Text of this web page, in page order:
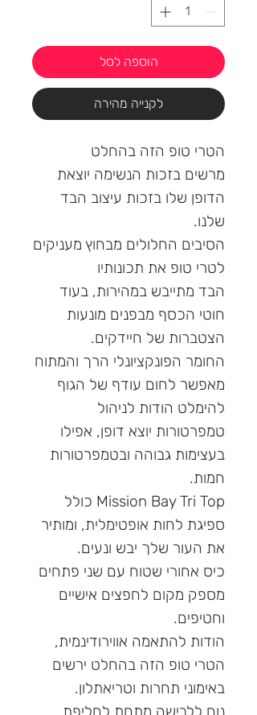
הוספה לסל
לקנייה מהירה
הטרי טופ הזה בהחלט
מרשים בזכות הנשימה יוצאת
הדופן שלו בזכות עיצוב הבד
שלנו.
הסיבים החלולים מבחוץ מעניקים
לטרי טופ את תכונותיו
הבד מתייבש במהירות, בעוד
חוטי הכסף מבפנים מונעות
הצטברות של חיידקים.
החומר הפונקציונלי הרך והמתוח
מאפשר לחום עודף של הגוף
להימלט הודות לניהול
טמפרטורות יוצא דופן, אפילו
בעצימות גבוהה ובטמפרטורות
חמות.
Mission Bay Tri Top כולל
ספיגת לחות אופטימלית, ומותיר
את העור שלך יבש ונעים.
כיס אחורי שטוח עם שני פתחים
מספק מקום לחפצים אישיים
וחטיפים.
הודות להתאמה אווירודינמית,
הטרי טופ הזה בהחלט ירשים
באימוני תחרות וטריאתלון.
נוח ללבישה מתחת לחליפת